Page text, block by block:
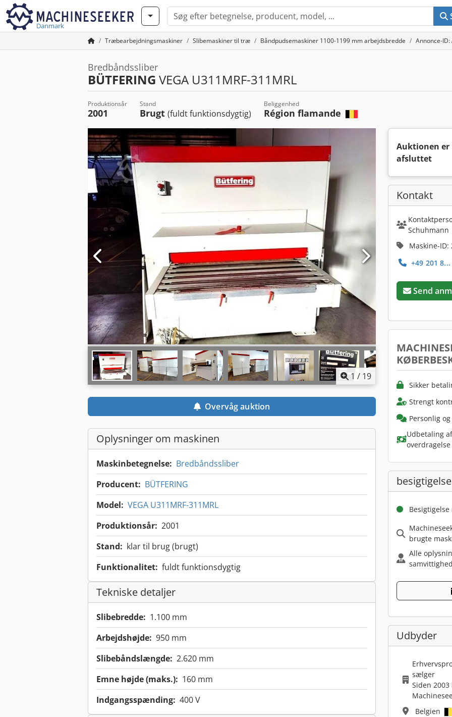
Danmark
Træbearbejdningsmaskiner Slibemaskiner til træ Båndpudsemaskiner 1100-1199 mm arbejdsbredde Annonce-
Bredbåndssliber
BÜTFERING VEGA U311MRF-311MRL
Produktionsår
2001
Stand
Brugt (fuldt funktionsdygtig)
Beliggenhed
Région flamande
1 / 19
Overvåg auktion
Oplysninger om maskinen
Maskinbetegnelse: Bredbåndssliber
Producent: BÜTFERING
Model: VEGA U311MRF-311MRL
Produktionsår: 2001
Stand: klar til brug (brugt)
Funktionalitet: fuldt funktionsdygtig
Tekniske detaljer
Slibebredde: 1.100 mm
Arbejdshøjde: 950 mm
Slibebåndslængde: 2.620 mm
Emne højde (maks.): 160 mm
Indgangsspænding: 400 V
Auktionen er
afsluttet
Kontakt
Schuhmann
Maskine-ID:
+49 201
Send
Sikker
Strengt
Personlig
Udbetaling
besigtigelse
brugte
Alle
Udbyder
sælger
Siden 2003
Belgien